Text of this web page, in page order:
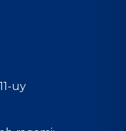
uy